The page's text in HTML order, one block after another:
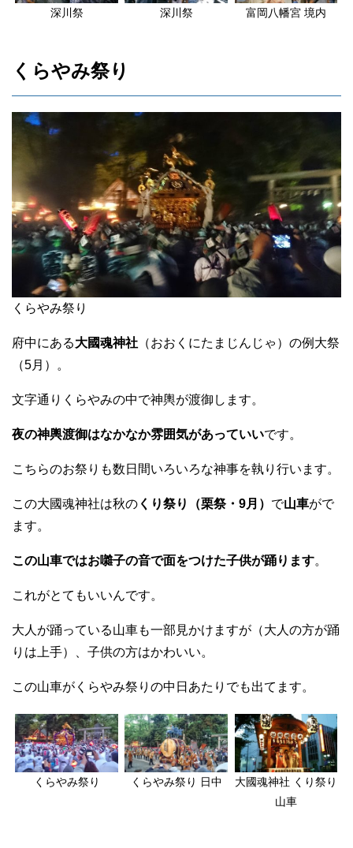
深川祭 深川祭 富岡八幡宮 境内
くらやみ祭り
くらやみ祭り
府中にある大國魂神社 （おおくにたまじんじゃ）の例大祭
（5月）。
文字通りくらやみの中で神輿が渡御します。
夜の神輿渡御はなかなか雰囲気があっていいです。
こちらのお祭りも数日間いろいろな神事を執り行います。
この大國魂神社は秋の くり祭り（栗祭・9月） で山車がで
ます。
この山車ではお囃子の音で面をつけた子供が踊ります。
これがとてもいいんです。
大人が踊っている山車も一部見かけますが（大人の方が踊
りは上手）、子供の方はかわいい。
この山車がくらやみ祭りの中日あたりでも出てます。
くらやみ祭り くらやみ祭り 日中
大國魂神社 くり祭り
山車